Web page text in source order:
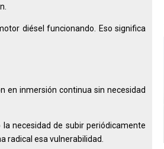
diésel funcionando. Eso significa
en inmersión continua sin necesidad
necesidad de subir periódicamente
radical esa vulnerabilidad.